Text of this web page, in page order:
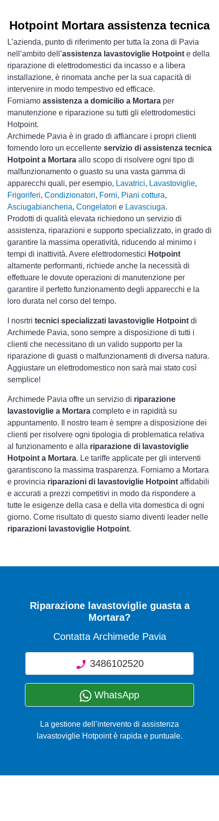
Hotpoint Mortara assistenza tecnica
L’azienda, punto di riferimento per tutta la zona di Pavia
nell’ambito dell’assistenza lavastoviglie Hotpoint e della
riparazione di elettrodomestici da incasso e a libera
installazione, è rinomata anche per la sua capacità di
intervenire in modo tempestivo ed efficace.
Forniamo assistenza a domicilio a Mortara per
manutenzione e riparazione su tutti gli elettrodomestici
Hotpoint.
Archimede Pavia è in grado di affiancare i propri clienti
fornendo loro un eccellente servizio di assistenza tecnica
Hotpoint a Mortara allo scopo di risolvere ogni tipo di
malfunzionamento o guasto su una vasta gamma di
apparecchi quali, per esempio, Lavatrici, Lavastoviglie,
Frigoriferi, Condizionatori, Forni, Piani cottura,
Asciugabiancheria, Congelatori e Lavasciuga.
Prodotti di qualità elevata richiedono un servizio di
assistenza, riparazioni e supporto specializzato, in grado di
garantire la massima operatività, riducendo al minimo i
tempi di inattività. Avere elettrodomestici Hotpoint
altamente performanti, richiede anche la necessità di
effettuare le dovute operazioni di manutenzione per
garantire il perfetto funzionamento degli apparecchi e la
loro durata nel corso del tempo.
I nosrtri tecnici specializzati lavastoviglie Hotpoint di
Archimede Pavia, sono sempre a disposizione di tutti i
clienti che necessitano di un valido supporto per la
riparazione di guasti o malfunzionamenti di diversa natura.
Aggiustare un elettrodomestico non sarà mai stato così
semplice!
Archimede Pavia offre un servizio di riparazione
lavastoviglie a Mortara completo e in rapidità su
appuntamento. Il nostro team è sempre a disposizione dei
clienti per risolvere ogni tipologia di problematica relativa
al funzionamento e alla riparazione di lavastoviglie
Hotpoint a Mortara. Le tariffe applicate per gli interventi
garantiscono la massima trasparenza. Forniamo a Mortara
e provincia riparazioni di lavastoviglie Hotpoint affidabili
e accurati a prezzi competitivi in modo da rispondere a
tutte le esigenze della casa e della vita domestica di ogni
giorno. Come risultato di questo siamo diventi leader nelle
riparazioni lavastoviglie Hotpoint.
Riparazione lavastoviglie guasta a
Mortara?
Contatta Archimede Pavia
3486102520
WhatsApp
La gestione dell’intervento di assistenza
lavastoviglie Hotpoint è rapida e puntuale.